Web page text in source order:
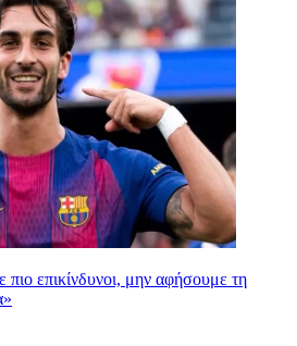
επικίνδυνοι, μην αφήσουμε τη